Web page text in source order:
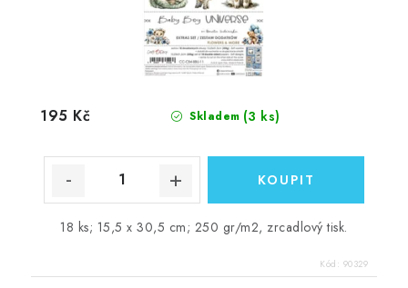
Skladem (3 ks)
195 Kč
18 ks; 15,5 x 30,5 cm; 250 gr/m2, zrcadlový tisk.
Kód: 90329